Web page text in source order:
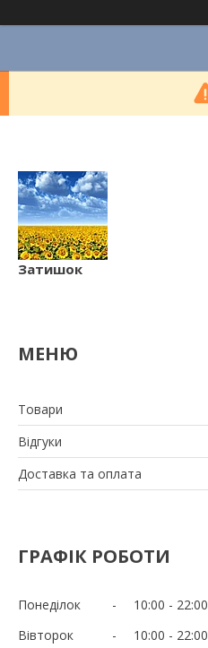
Затишок
Товари
Відгуки
Доставка та оплата
ГРАФІК РОБОТИ
Понеділок 10:00
22:00
Вівторок
10:00
22:00